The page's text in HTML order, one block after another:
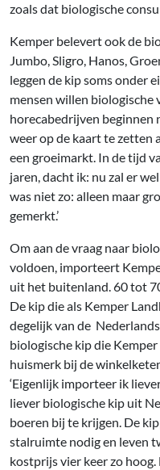
zoals dat biologische
Kemper belevert ook de
Jumbo, Sligro, Hanos,
leggen de kip soms onder
mensen willen biologische
horecabedrijven beginnen
weer op de kaart te zetten
een groeimarkt. In de tijd
jaren, dacht ik: nu zal er
was niet zo: alleen maar
gemerkt.’
Om aan de vraag naar
voldoen, importeert
uit het buitenland. 60 tot
De kip die als Kemper
degelijk van de
biologische kip die
huismerk bij de
‘Eigenlijk importeer ik
liever biologische kip uit
boeren bij te krijgen. De
stalruimte nodig en leven
kostprijs vier keer zo